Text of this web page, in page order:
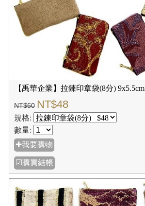
【禹華企業】拉鍊印章袋(8分) 9x5.5cm
NT$60 NT$48
規格:
數量:
✚我要購物
☑購買結帳